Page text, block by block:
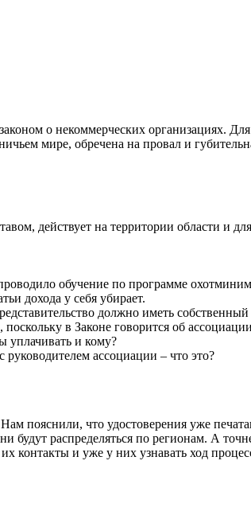
о некоммерческих организациях.
мире, обречена на провал и
действует на территории области и
обучение по программе
дохода у себя убирает.
должно иметь
в Законе говорится об
уплачивать и кому?
ассоциации – что это?
пояснили, что удостоверения уже
распределяться по регионам. А
контакты и уже у них узнавать ход